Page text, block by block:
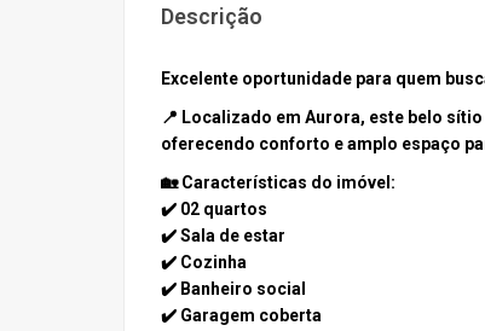
Descrição
Excelente oportunidade para quem
📍 Localizado em Aurora, este belo
oferecendo conforto e amplo espaço
🏡Características do imóvel:
✔️ 02 quartos
✔️ Sala de estar
✔️ Cozinha
✔️ Banheiro social
✔️ Garagem coberta